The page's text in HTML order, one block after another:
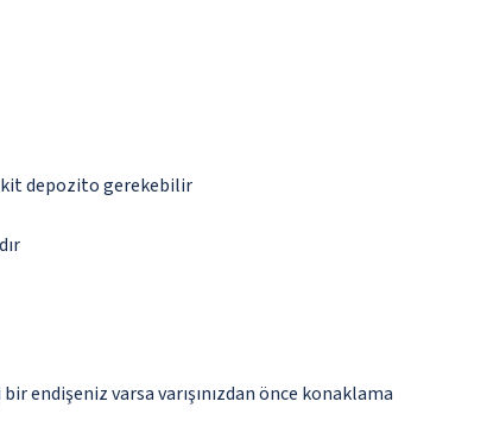
depozito gerekebilir
endişeniz varsa varışınızdan önce konaklama